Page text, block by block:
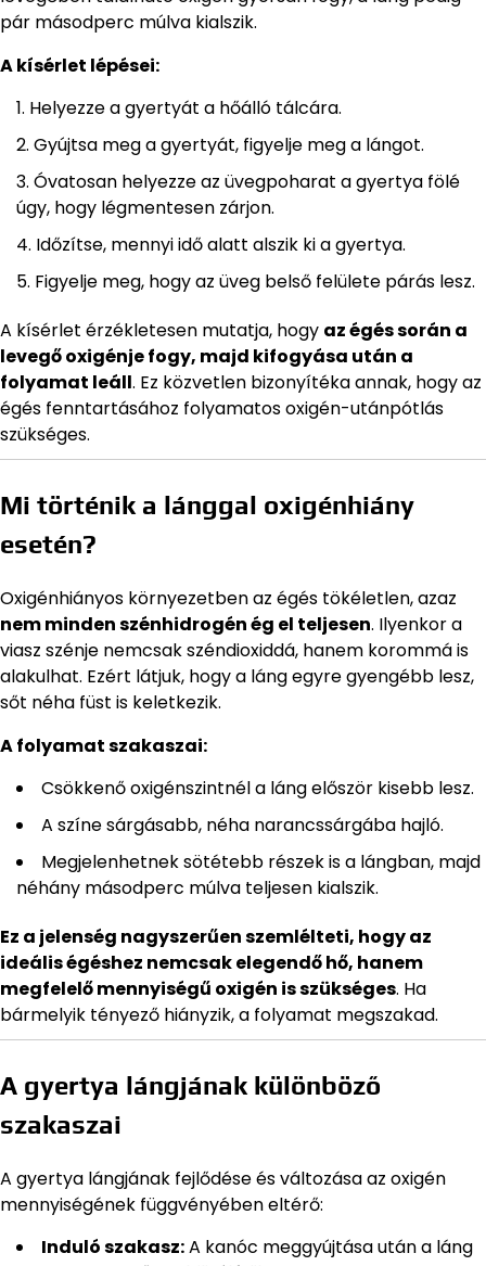
pár másodperc múlva kialszik.
A kísérlet lépései:
Helyezze a gyertyát a hőálló tálcára.
Gyújtsa meg a gyertyát, figyelje meg a lángot.
Óvatosan helyezze az üvegpoharat a gyertya fölé
úgy, hogy légmentesen zárjon.
Időzítse, mennyi idő alatt alszik ki a gyertya.
Figyelje meg, hogy az üveg belső felülete párás lesz.
A kísérlet érzékletesen mutatja, hogy az égés során a
levegő oxigénje fogy, majd kifogyása után a
folyamat leáll. Ez közvetlen bizonyítéka annak, hogy az
égés fenntartásához folyamatos oxigén-utánpótlás
szükséges.
Mi történik a lánggal oxigénhiány
esetén?
Oxigénhiányos környezetben az égés tökéletlen, azaz
nem minden szénhidrogén ég el teljesen. Ilyenkor a
viasz szénje nemcsak széndioxiddá, hanem korommá is
alakulhat. Ezért látjuk, hogy a láng egyre gyengébb lesz,
sőt néha füst is keletkezik.
A folyamat szakaszai:
Csökkenő oxigénszintnél a láng először kisebb lesz.
A színe sárgásabb, néha narancssárgába hajló.
Megjelenhetnek sötétebb részek is a lángban, majd
néhány másodperc múlva teljesen kialszik.
Ez a jelenség nagyszerűen szemlélteti, hogy az
ideális égéshez nemcsak elegendő hő, hanem
megfelelő mennyiségű oxigén is szükséges. Ha
bármelyik tényező hiányzik, a folyamat megszakad.
A gyertya lángjának különböző
szakaszai
A gyertya lángjának fejlődése és változása az oxigén
mennyiségének függvényében eltérő:
Induló szakasz:A kanóc meggyújtása után a láng